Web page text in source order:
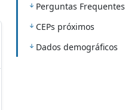
Perguntas Frequentes
CEPs próximos
Dados demográficos